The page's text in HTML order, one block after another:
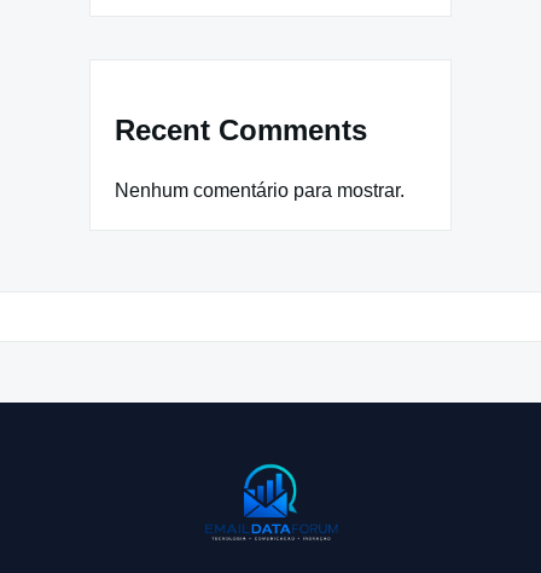
Recent Comments
Nenhum comentário para mostrar.